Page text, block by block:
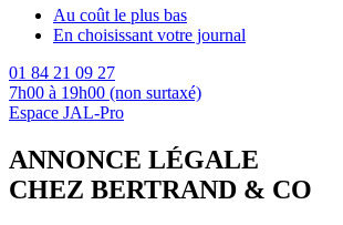
Au coût le plus bas
En choisissant votre journal
01 84 21 09 27
7h00 à 19h00 (non surtaxé)
Espace JAL-Pro
ANNONCE LÉGALE
CHEZ BERTRAND & CO